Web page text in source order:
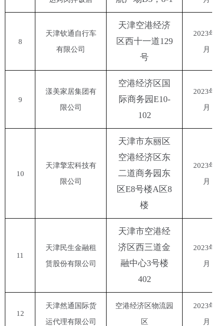
8
天津钦通自行车
有限公司
天津空港经济
区西十一道129
号
2023
月
9
漾美家居集团有
限公司
空港经济区国
际商务园E10-
102
2023
月
10
天津擎宏科技有
限公司
天津市东丽区
空港经济区东
二道商务园东
区E8号楼A区8
楼
2023
月
11
天津民生金融租
赁股份有限公司
天津市空港经
济区西三道金
融中心3号楼
402
2023
月
12
天津然通国际货
运代理有限公司
空港经济区物流园
区
2023
月